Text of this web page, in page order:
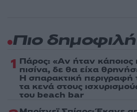
Πιο δημοφιλή
1 Πάρος: «Αν ήταν
πισίνα, δε θα είχα
Η σπαρακτική περιγραφή
τα κενά στους
του beach bar